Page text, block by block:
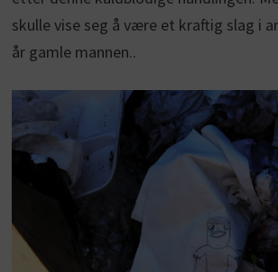
skulle vise seg å være et kraftig slag i
år gamle mannen..